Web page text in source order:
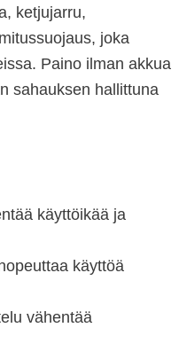
ketjujarru,
joka
Paino ilman akkua
sahauksen hallittuna
käyttöikää ja
käyttöä
vähentää